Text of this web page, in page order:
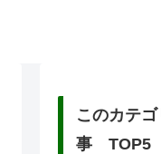
このカテ
事 TOP5